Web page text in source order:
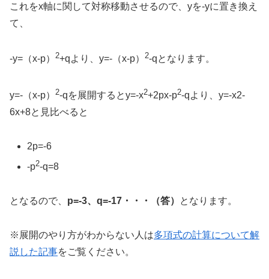
これをx軸に関して対称移動させるので、yを-yに置き換え
て、
-y=（x-p） 2+qより、y=-（x-p） 2-qとなります。
y=-（x-p） 2-qを展開するとy=-x2+2px-p2-qより、y=-x2-
6x+8と見比べると
2p=-6
-p2-q=8
となるので、 p=-3、q=-17・・・（答） となります。
※展開のやり方がわからない人は多項式の計算について解
説した記事をご覧ください。